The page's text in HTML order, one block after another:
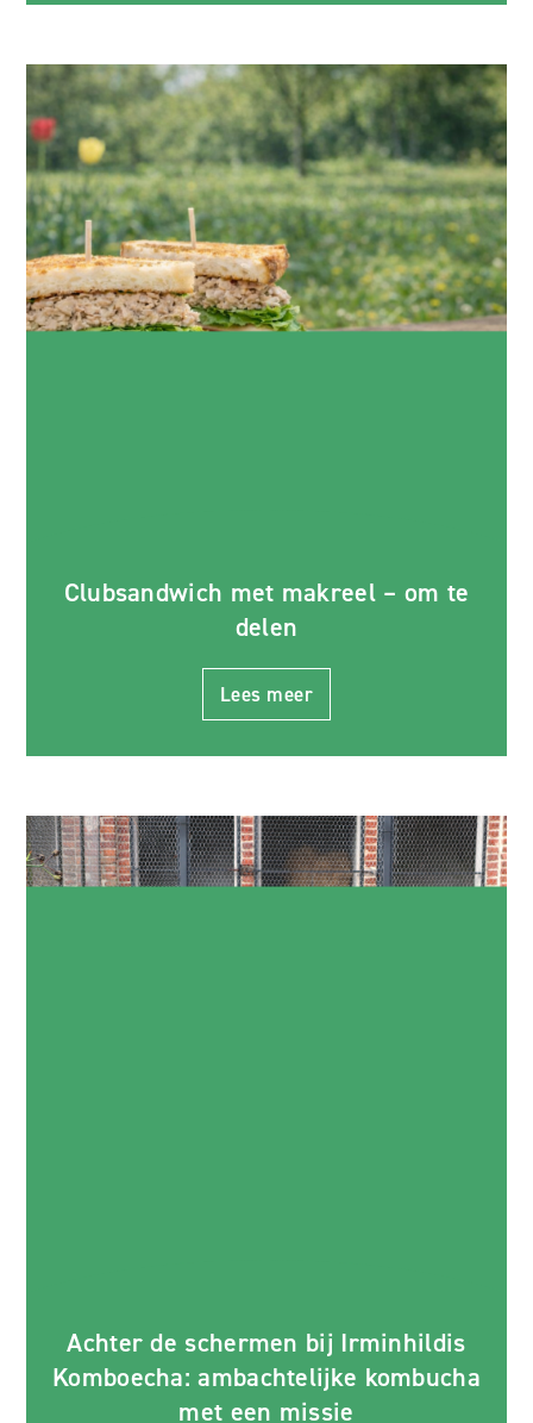
Clubsandwich met makreel – om te
delen
Lees meer
Achter de schermen bij Irminhildis
Komboecha: ambachtelijke kombucha
met een missie